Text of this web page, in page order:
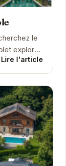
le
Lire l'article